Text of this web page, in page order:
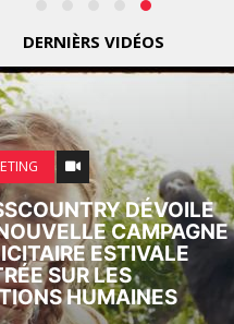
DERNIÈRS VIDÉOS
DÉVOILE
CAMPAGNE
ESTIVALE
SUR LES
HUMAINES